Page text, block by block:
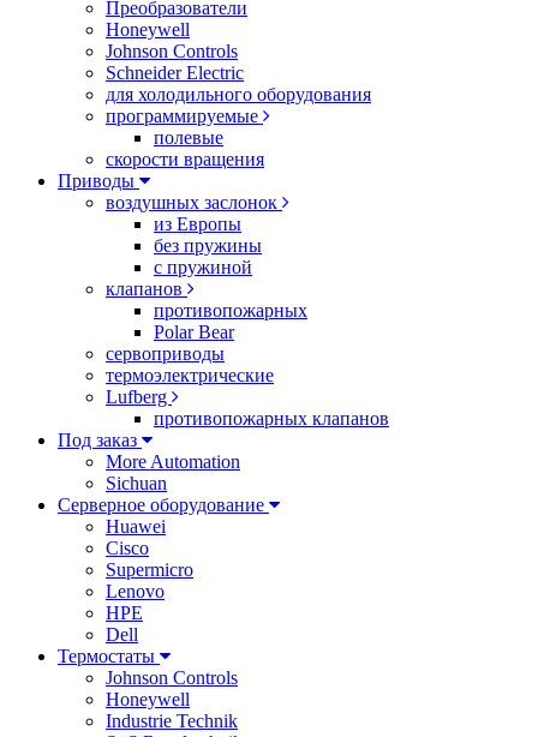
Преобразователи
Honeywell
Johnson Controls
Schneider Electric
для холодильного оборудования
программируемые
полевые
скорости вращения
Приводы
воздушных заслонок
из Европы
без пружины
с пружиной
клапанов
противопожарных
Polar Bear
сервоприводы
термоэлектрические
Lufberg
противопожарных клапанов
Под заказ
More Automation
Sichuan
Серверное оборудование
Huawei
Cisco
Supermicro
Lenovo
HPE
Dell
Термостаты
Johnson Controls
Honeywell
Industrie Technik